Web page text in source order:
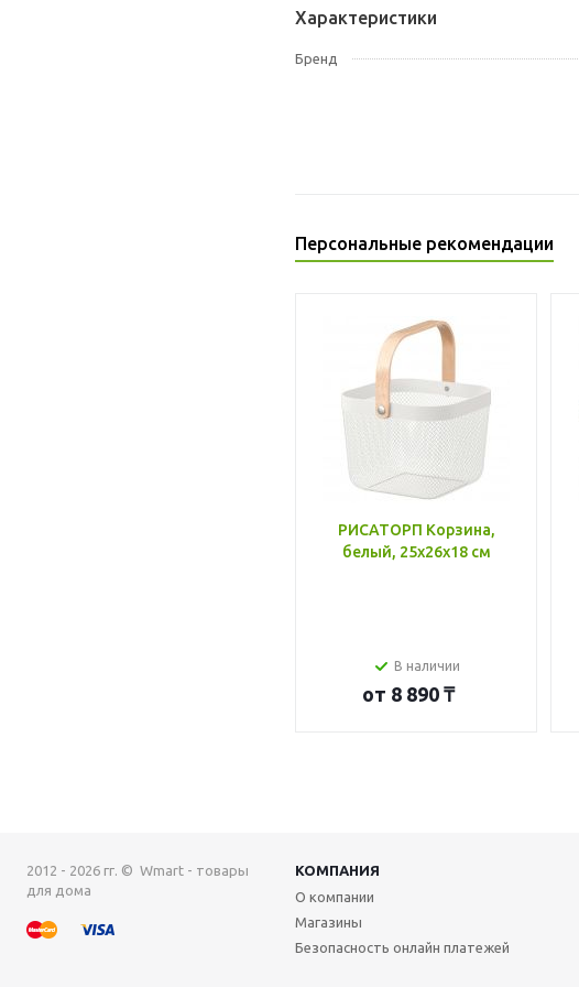
Характеристики
Бренд
Персональные рекомендации
РИСАТОРП Корзина,
белый, 25x26x18 см
В наличии
от 8 890 ₸
2012 - 2026 гг. © Wmart - товары
для дома
КОМПАНИЯ
О компании
Магазины
Безопасность онлайн платежей